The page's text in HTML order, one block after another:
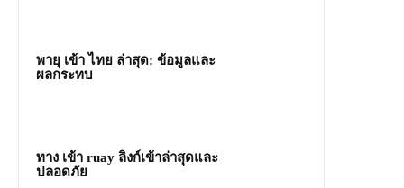
พายุ เข้า ไทย ล่าสุด: ข้อมูลและ
ผลกระทบ
ทาง เข้า ruay ลิงก์เข้าล่าสุดและ
ปลอดภัย